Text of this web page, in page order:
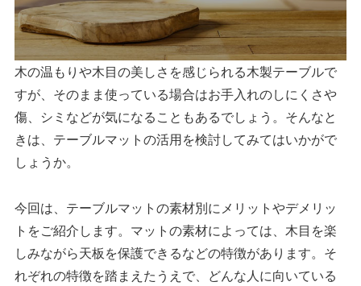
木の温もりや木目の美しさを感じられる木製テーブルで
すが、そのまま使っている場合はお手入れのしにくさや
傷、シミなどが気になることもあるでしょう。そんなと
きは、テーブルマットの活用を検討してみてはいかがで
しょうか。
今回は、 テーブルマットの素材別にメリットやデメリッ
トをご紹介します。マットの素材によっては、木目を楽
しみながら天板を保護できるなどの特徴があります。そ
れぞれの特徴を踏まえたうえで、どんな人に向いている